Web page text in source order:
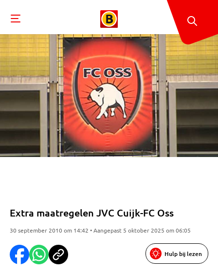
Extra maatregelen JVC Cuijk-FC Oss
30 september 2010 om 14:42 • Aangepast 5 oktober 2025 om 06:05
Hulp bij lezen